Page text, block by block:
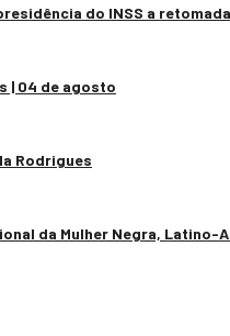
do INSS a
| 04 de agosto
Rodrigues
da Mulher Negra, Latino-